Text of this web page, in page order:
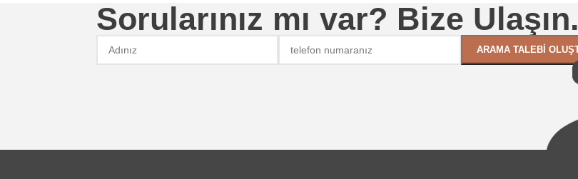
Sorularınız mı var? Bize Ulaşın.